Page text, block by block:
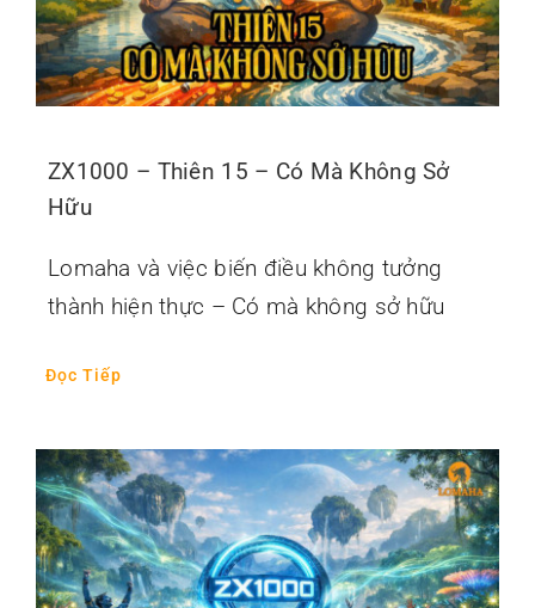
ZX1000 – Thiên 15 – Có Mà Không Sở
Hữu
Lomaha và việc biến điều không tưởng
thành hiện thực – Có mà không sở hữu
Đọc Tiếp